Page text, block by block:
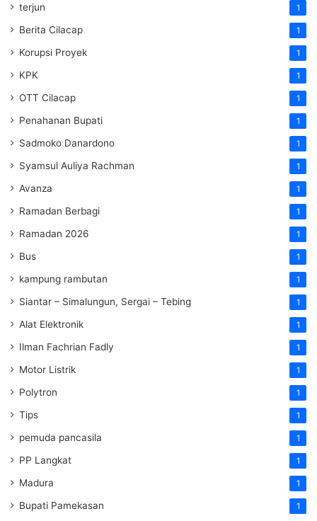
terjun 1
Berita Cilacap 1
Korupsi Proyek 1
KPK 1
OTT Cilacap 1
Penahanan Bupati 1
Sadmoko Danardono 1
Syamsul Auliya Rachman 1
Avanza 1
Ramadan Berbagi 1
Ramadan 2026 1
Bus 1
kampung rambutan 1
Siantar – Simalungun, Sergai – Tebing 1
Alat Elektronik 1
Ilman Fachrian Fadly 1
Motor Listrik 1
Polytron 1
Tips 1
pemuda pancasila 1
PP Langkat 1
Madura 1
Bupati Pamekasan 1